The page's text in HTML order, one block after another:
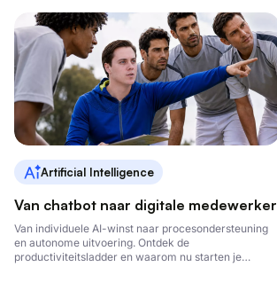
Artificial Intelligence
Van chatbot naar digitale medewerker
Van individuele AI-winst naar procesondersteuning
en autonome uitvoering. Ontdek de
productiviteitsladder en waarom nu starten je